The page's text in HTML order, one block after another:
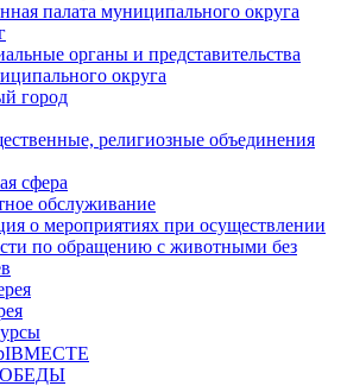
палата муниципального округа
органы и представительства
округа
город
религиозные объединения
сфера
обслуживание
о мероприятиях при осуществлении
по обращению с животными без